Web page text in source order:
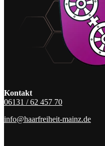
Kontakt
06131 / 62 457 70
info@haarfreiheit-mainz.de